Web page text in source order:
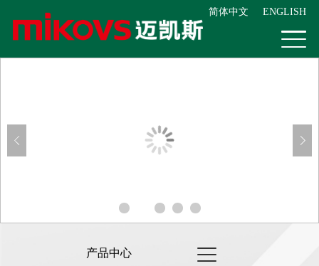
简体中文 ENGLISH
产品中心